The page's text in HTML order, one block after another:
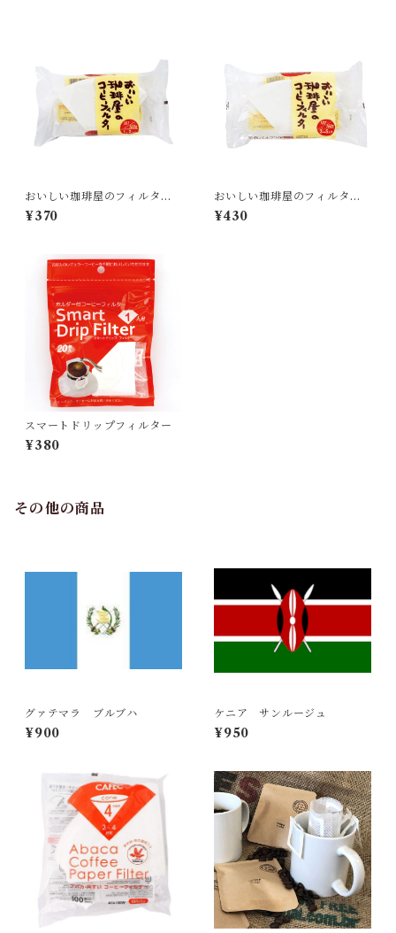
おいしい珈琲屋のフィルター1
01 １～２人用
¥370
おいしい珈琲屋のフィルター1
02 ３～５人用
¥430
スマートドリップフィルター
¥380
その他の商品
グァテマラ ブルブハ
¥900
ケニア サンルージュ
¥950